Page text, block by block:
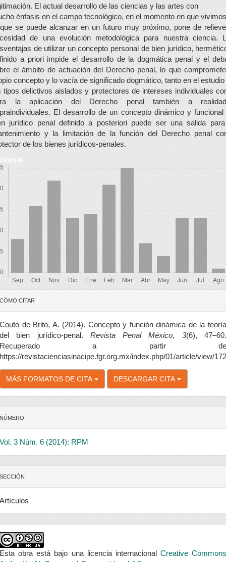
El actual desarrollo de las ciencias y las artes con
énfasis en el campo tecnológico, en el momento en que
se puede alcanzar en un futuro muy próximo, pone de
de una evolución metodológica para nuestra ciencia.
de utilizar un concepto personal de bien jurídico,
a priori impide el desarrollo de la dogmática penal y el
el ámbito de actuación del Derecho penal, lo que
concepto y lo vacía de significado dogmático, tanto en el estudio
tipos delictivos aislados y protectores de intereses individuales
la aplicación del Derecho penal también a
El desarrollo de un concepto dinámico y funcional
jurídico penal definido a posteriori puede ser una salida
y la limitación de la función del Derecho penal
de los bienes jurídicos-penales.
CÓMO CITAR
Couto de Brito, A. (2014). Concepto y función dinámica de la teoría
del bien jurídico-penal. Revista Penal México, 3(6),
Recuperado a partir de
https://revistacienciasinacipe.fgr.org.mx/index.php/01/article/view/172
MÁS FORMATOS DE CITA DESCARGAR CITA
NÚMERO
Vol. 3 Núm. 6 (2014): RPM
SECCIÓN
Artículos
Esta obra está bajo una licencia internacional Creative Commons